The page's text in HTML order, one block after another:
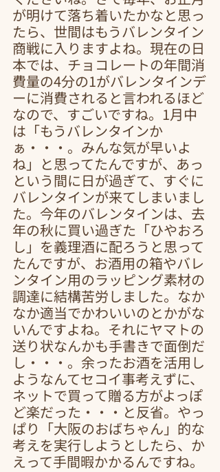
が明けて落ち着いたかなと思っ
たら、世間はもうバレンタイン
商戦に入りますよね。現在の日
本では、チョコレートの年間消
費量の4分の1がバレンタインデ
ーに消費されると言われるほど
なので、すごいですね。1月中
は「もうバレンタインか
ぁ・・・。みんな気が早いよ
ね」と思ってたんですが、あっ
という間に日が過ぎて、すぐに
バレンタインが来てしまいまし
た。今年のバレンタインは、去
年の秋に買い過ぎた「ひやおろ
し」を義理酒に配ろうと思って
たんですが、お酒用の箱やバレ
ンタイン用のラッピング素材の
調達に結構苦労しました。なか
なか適当でかわいいのとかがな
いんですよね。それにヤマトの
送り状なんかも手書きで面倒だ
し・・・。余ったお酒を活用し
ようなんてセコイ事考えずに、
ネットで買って贈る方がよっぽ
ど楽だった・・・と反省。やっ
ぱり「大阪のおばちゃん」的な
考えを実行しようとしたら、か
えって手間暇かかるんですね。